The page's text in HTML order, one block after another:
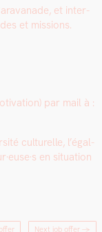
et inter­
et mis­sions.
par mail à :
cul­turelle, l’é­gal­
en sit­u­a­tion
Next job offer →